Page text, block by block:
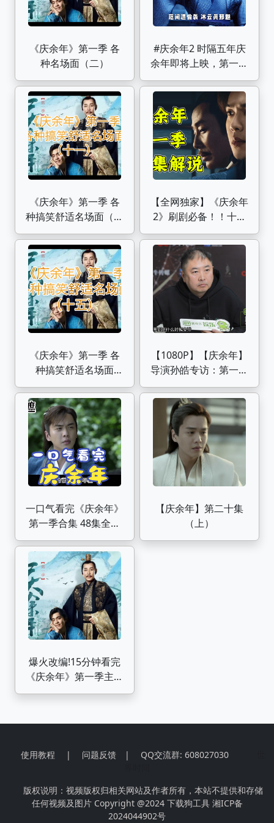
《庆余年》第一季 各
种名场面（二）
#庆余年2 时隔五年庆
余年即将上映，第一季
的剧情还记得多少？
《庆余年》第一季 各
种搞笑舒适名场面（十
一）
【全网独家】《庆余年
2》刷剧必备！！十万
字解说《庆余年》第一
季速看！
《庆余年》第一季 各
种搞笑舒适名场面
（十五）
【1080P】【庆余年】
导演孙皓专访：第一季
的结局都是想好了的
敬请期待第二季
一口气看完《庆余年》
第一季合集 48集全剧
情讲解 穿越的范闲如
何解开老妈的神秘身
份？
【庆余年】第二十集
（上）
爆火改编!15分钟看完
《庆余年》第一季主线
剧情,看范闲穿越古代
使用教程 | 问题反馈 | QQ交流群: 608027030
版权说明：视频版权归相关网站及作者所有，本站不提供和存储
任何视频及图片 Copyright @2024 下载狗工具 湘ICP备
2024044902号